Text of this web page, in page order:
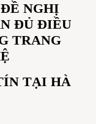
NGHỊ
ĐỦ ĐIỀU
TRANG
TẠI HÀ